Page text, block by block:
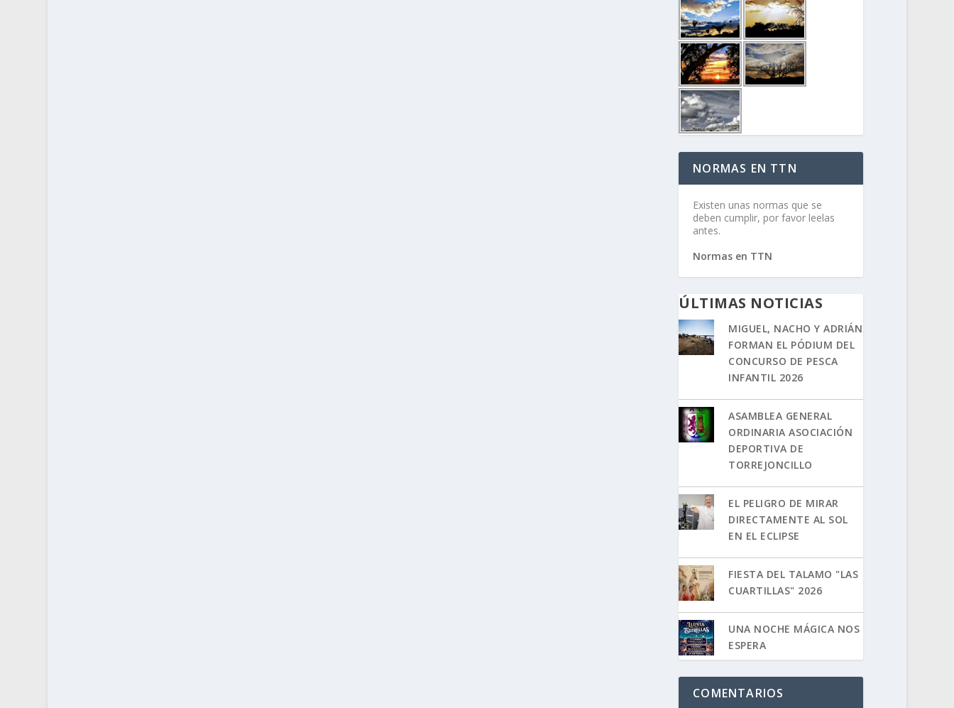
NORMAS EN TTN
Existen unas normas que se
deben cumplir, por favor leelas
antes.
Normas en TTN
ÚLTIMAS NOTICIAS
MIGUEL, NACHO Y ADRIÁN
FORMAN EL PÓDIUM DEL
CONCURSO DE PESCA
INFANTIL 2026
ASAMBLEA GENERAL
ORDINARIA ASOCIACIÓN
DEPORTIVA DE
TORREJONCILLO
EL PELIGRO DE MIRAR
DIRECTAMENTE AL SOL
EN EL ECLIPSE
FIESTA DEL TALAMO "LAS
CUARTILLAS" 2026
UNA NOCHE MÁGICA NOS
ESPERA
COMENTARIOS